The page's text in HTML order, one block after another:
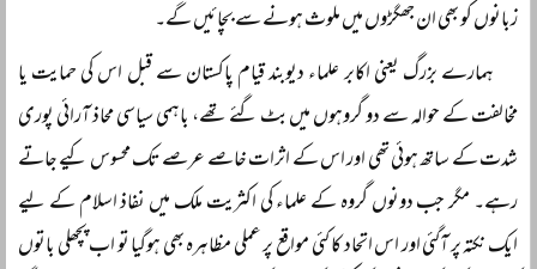
زبانوں کو بھی ان جھگڑوں میں ملوث ہونے سے بچائیں گے۔
ہمارے بزرگ یعنی اکابر علماء دیوبند قیام پاکستان سے قبل اس کی حمایت یا
مخالفت کے حوالہ سے دو گروہوں میں بٹ گئے تھے، باہمی سیاسی محاذ آرائی پوری
شدت کے ساتھ ہوئی تھی اور اس کے اثرات خاصے عرصے تک محسوس کیے جاتے
رہے۔ مگر جب دونوں گروہ کے علماء کی اکثریت ملک میں نفاذ اسلام کے لیے
ایک نکتہ پر آگئی اور اس اتحاد کا کئی مواقع پر عملی مظاہرہ بھی ہوگیا تو اب پچھلی باتوں